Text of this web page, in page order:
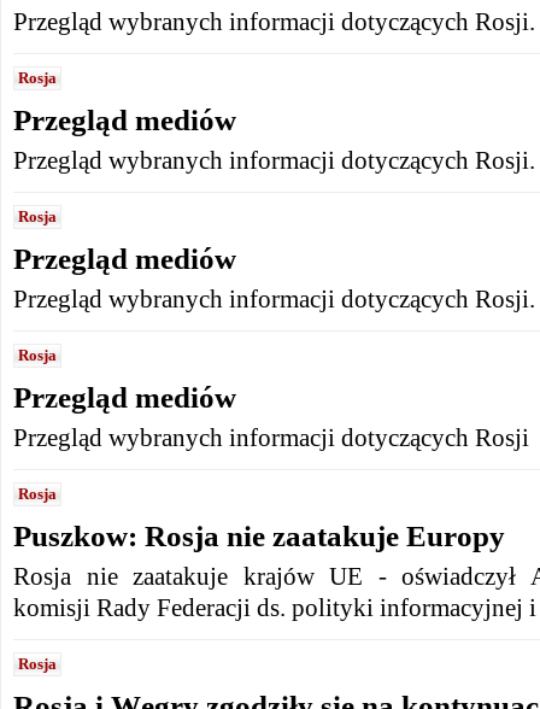
Przegląd wybranych informacji dotyczących Rosji.
Rosja
Przegląd mediów
Przegląd wybranych informacji dotyczących Rosji.
Rosja
Przegląd mediów
Przegląd wybranych informacji dotyczących Rosji.
Rosja
Przegląd mediów
Przegląd wybranych informacji dotyczących Rosji
Rosja
Puszkow: Rosja nie zaatakuje Europy
Rosja nie zaatakuje krajów UE - oświadczył
komisji Rady Federacji ds. polityki informacyjnej i
Rosja